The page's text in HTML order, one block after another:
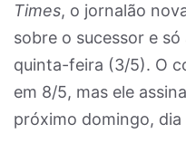
Times, o jornalão
sobre o sucessor e
quinta-feira (3/5). O
em 8/5, mas ele
próximo domingo, dia